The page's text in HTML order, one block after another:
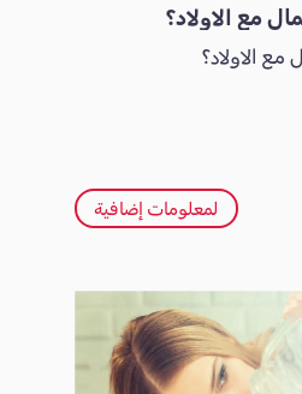
مع الاولاد؟
الاولاد؟
لمعلومات إضافية